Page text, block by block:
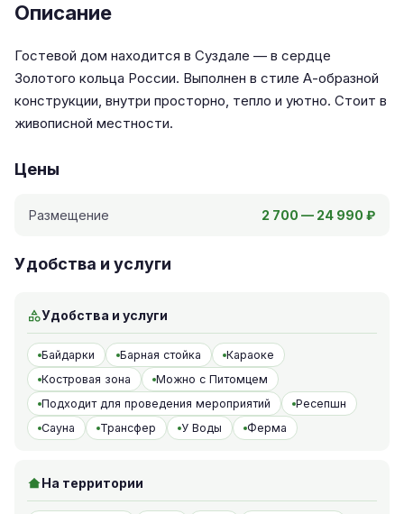
Описание
Гостевой дом находится в Суздале — в сердце
Золотого кольца России. Выполнен в стиле А-образной
конструкции, внутри просторно, тепло и уютно. Стоит в
живописной местности.
Цены
Размещение 2 700 — 24 990 ₽
Удобства и услуги
Удобства и услуги
Байдарки Барная стойка
Караоке
Костровая зона
Можно с Питомцем
Подходит для проведения мероприятий
Ресепшн
Сауна
Трансфер У Воды Ферма
На территории